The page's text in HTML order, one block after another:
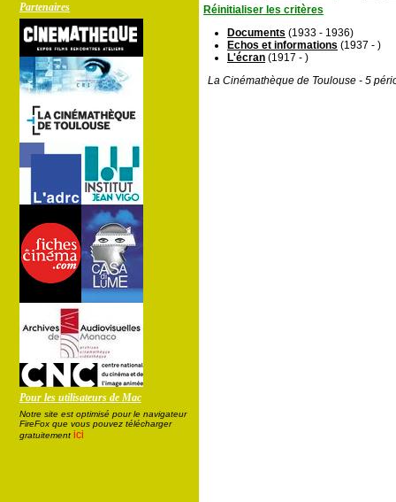
Partenaires
Pour les utilisateurs de Mac
Notre site est optimisé pour le navigateur
FireFox que vous pouvez télécharger
gratuitement ici
Réinitialiser les critères
Documents (1933 - 1936)
Echos et informations (1937 - )
L'écran (1917 - )
La Cinémathèque de Toulouse - 5